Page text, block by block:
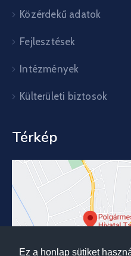
Ez a honlap sütiket
Közérdekű adatok
Fejlesztések
Intézmények
Külterületi biztosok
Térkép